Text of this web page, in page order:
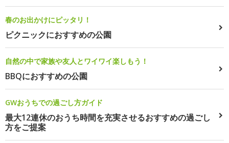
春のお出かけにピッタリ！
ピクニックにおすすめの公園
自然の中で家族や友人とワイワイ楽しもう！
BBQにおすすめの公園
GWおうちでの過ごし方ガイド
最大12連休のおうち時間を充実させるおすすめの過ごし
方をご提案